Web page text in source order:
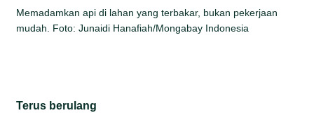
Memadamkan api di lahan yang terbakar, bukan pekerjaan
mudah. Foto: Junaidi Hanafiah/Mongabay Indonesia
Terus berulang